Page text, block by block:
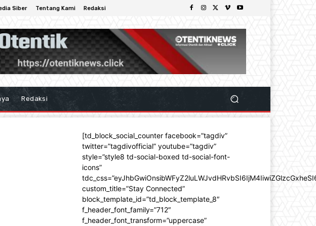
Siber Tentang Kami Redaksi
Redaksi
[td_block_social_counter facebook=”tagdiv”
twitter=”tagdivofficial” youtube=”tagdiv”
style=”style8 td-social-boxed td-social-font-
icons”
custom_title=”Stay Connected”
block_template_id=”td_block_template_8″
f_header_font_family=”712″
f_header_font_transform=”uppercase”